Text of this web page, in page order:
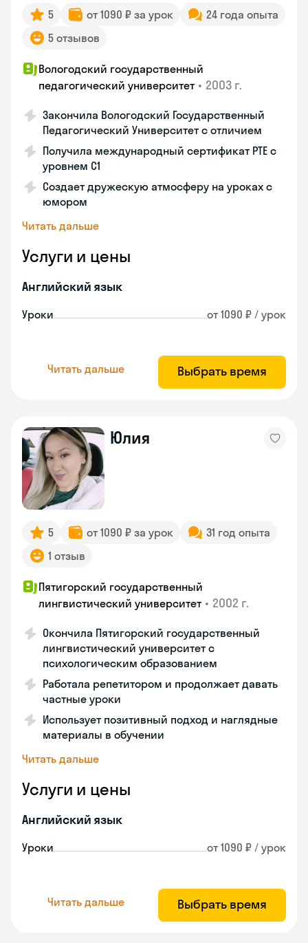
5 от 1090 ₽ за урок
24 года опыта
5 отзывов
Вологодский государственный
педагогический университет • 2003 г.
Закончила Вологодский Государственный
Педагогический Университет с отличием
Получила международный сертификат PTE с
уровнем C1
Создает дружескую атмосферу на уроках с
юмором
Читать дальше
Услуги и цены
Английский язык
Уроки от 1090 ₽ / урок
Читать дальше Выбрать время
Юлия
5 от 1090 ₽ за урок
31 год опыта
1 отзыв
Пятигорский государственный
лингвистический университет • 2002 г.
Окончила Пятигорский государственный
лингвистический университет с
психологическим образованием
Работала репетитором и продолжает давать
частные уроки
Использует позитивный подход и наглядные
материалы в обучении
Читать дальше
Услуги и цены
Английский язык
Уроки от 1090 ₽ / урок
Читать дальше Выбрать время